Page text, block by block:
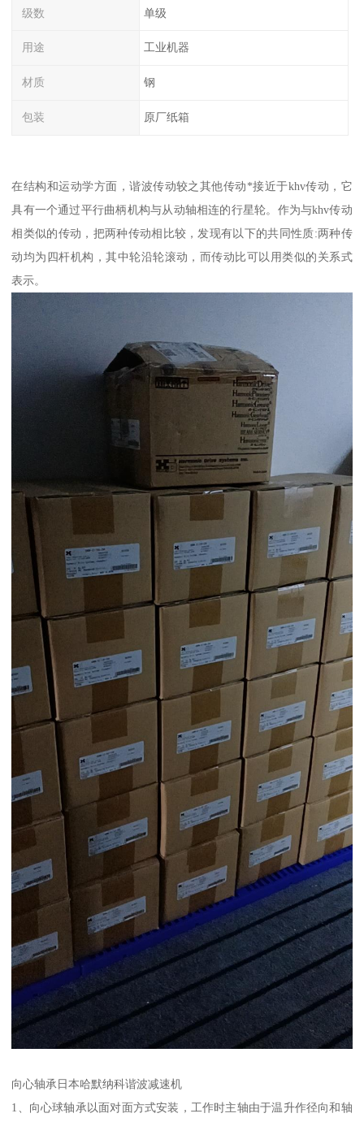
级数 单级
用途 工业机器
材质 钢
包装 原厂纸箱
在结构和运动学方面，谐波传动较之其他传动*接近于khv传动，它
具有一个通过平行曲柄机构与从动轴相连的行星轮。作为与khv传动
相类似的传动，把两种传动相比较，发现有以下的共同性质:两种传
动均为四杆机构，其中轮沿轮滚动，而传动比可以用类似的关系式
表示。
向心轴承日本哈默纳科谐波减速机
1、向心球轴承以面对面方式安装，工作时主轴由于温升作径向和轴